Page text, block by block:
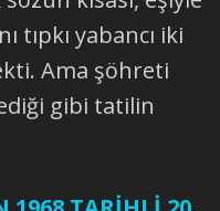
tıpkı yabancı iki
Ama şöhreti
gibi tatilin